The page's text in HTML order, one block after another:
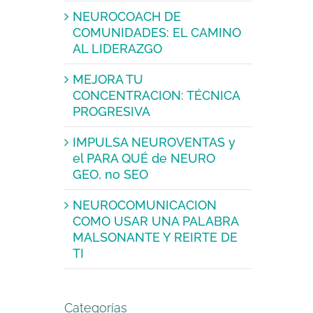
NEUROCOACH DE
COMUNIDADES: EL CAMINO
AL LIDERAZGO
MEJORA TU
CONCENTRACION: TÉCNICA
PROGRESIVA
IMPULSA NEUROVENTAS y
el PARA QUÉ de NEURO
GEO, no SEO
NEUROCOMUNICACION
COMO USAR UNA PALABRA
MALSONANTE Y REIRTE DE
TI
Categorías